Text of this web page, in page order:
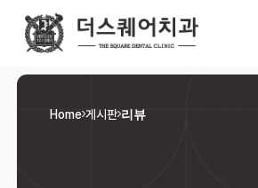
Home 게시판 리뷰